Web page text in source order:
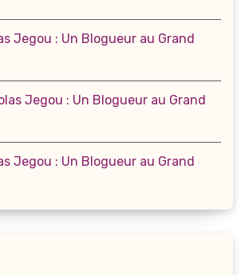
Jegou : Un Blogueur au Grand
Jegou : Un Blogueur au Grand
Jegou : Un Blogueur au Grand